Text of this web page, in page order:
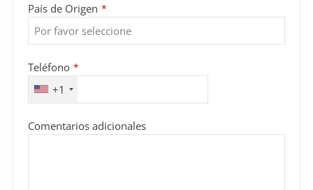
País de Origen *
Teléfono *
+1
Comentarios adicionales